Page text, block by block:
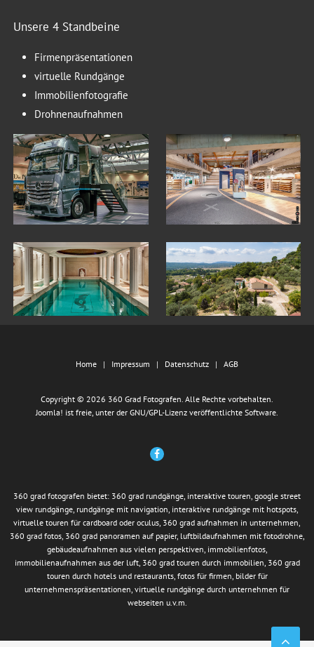
Unsere 4 Standbeine
Firmenpräsentationen
virtuelle Rundgänge
Immobilienfotografie
Drohnenaufnahmen
Home Impressum Datenschutz AGB
Copyright © 2026 360 Grad Fotografen. Alle Rechte vorbehalten.
Joomla! ist freie, unter der GNU/GPL-Lizenz veröffentlichte Software.
360 grad fotografen bietet: 360 grad rundgänge, interaktive touren, google street
view rundgänge, rundgänge mit navigation, interaktive rundgänge mit hotspots,
virtuelle touren für cardboard oder oculus, 360 grad aufnahmen in unternehmen,
360 grad fotos, 360 grad panoramen auf papier, luftbildaufnahmen mit fotodrohne,
gebäudeaufnahmen aus vielen perspektiven, immobilienfotos,
immobilienaufnahmen aus der luft, 360 grad touren durch immobilien, 360 grad
touren durch hotels und restaurants, fotos für firmen, bilder für
unternehmenspräsentationen, virtuelle rundgänge durch unternehmen für
webseiten u.v.m.